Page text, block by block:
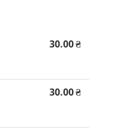
30.00₴
30.00₴